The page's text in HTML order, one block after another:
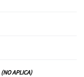
(NO APLICA)